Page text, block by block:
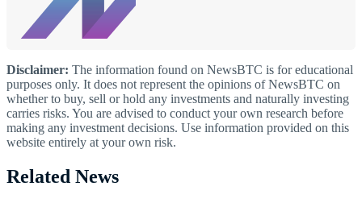
Disclaimer: The information found on NewsBTC is for educational
purposes only. It does not represent the opinions of NewsBTC on
whether to buy, sell or hold any investments and naturally investing
carries risks. You are advised to conduct your own research before
making any investment decisions. Use information provided on this
website entirely at your own risk.
Related News